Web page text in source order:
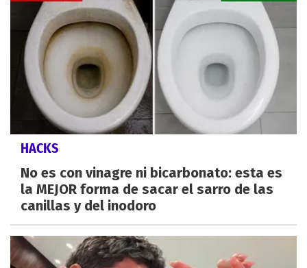
HACKS
No es con vinagre ni bicarbonato: esta es
la MEJOR forma de sacar el sarro de las
canillas y del inodoro